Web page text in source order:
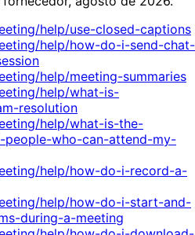
help/use-closed-captions
help/how-do-i-send-chat-
help/meeting-summaries
help/what-is-
resolution
help/what-is-the-
people-who-can-attend-my-
help/how-do-i-record-a-
help/how-do-i-start-and-
during-a-meeting